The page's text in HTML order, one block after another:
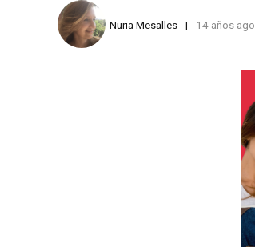
Nuria Mesalles 14 años ago